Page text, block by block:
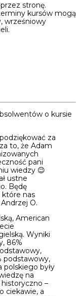
stronę.
kursów mogą
wrześniowy
o kursie
za
to, że Adam
pani
wiedzy 😉
ustne
Będę
które nas
O.
American
Wyniki
86%
podstawowy,
polskiego były
na
–
ciekawie, a